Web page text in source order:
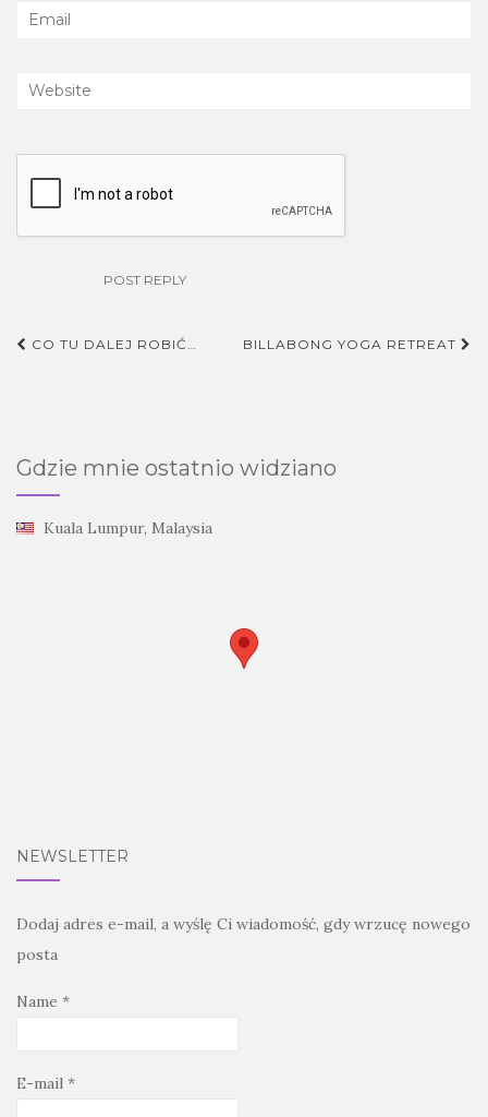
CO TU DALEJ ROBIĆ… BILLABONG YOGA RETREAT
Gdzie mnie ostatnio widziano
Kuala Lumpur, Malaysia
NEWSLETTER
Dodaj adres e-mail, a wyślę Ci wiadomość, gdy wrzucę nowego
posta
Name *
E-mail *